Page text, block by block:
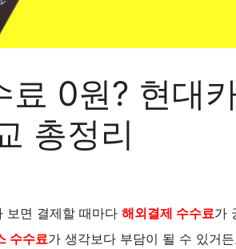
료 0원? 현대
총정리
보면 결제할 때마다 해외결제 수수료가
수수료가 생각보다 부담이 될 수 있거